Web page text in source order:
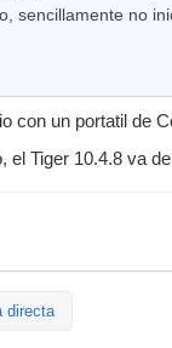
sencillamente no
con un portatil de
el Tiger 10.4.8 va
directa